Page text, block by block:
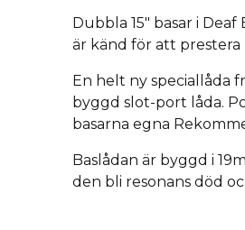
Dubbla 15" basar i
är känd för att prestera
En helt ny speciallåda
byggd slot-port låda.
basarna egna
Baslådan är byggd i
den bli resonans död